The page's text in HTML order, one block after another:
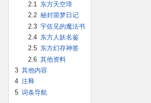
2.1 东方天空璋
2.2 秘封噩梦日记
2.3 宇佐见的魔法书
2.4 东方人妖名鉴
2.5 东方幻存神签
2.6 其他资料
3 其他内容
4 注释
5 词条导航